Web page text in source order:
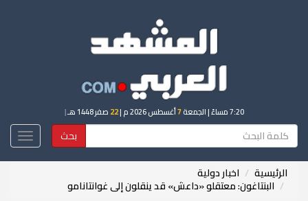
7:20 مساءً | الجمعة7أغسطس 2026 م | 22 صفر 1448 هـ |
بحث
الرئيسية اخبار دولية
البنتاغون: معتقلو «داعش» قد ينقلون إلى غوانتانامو